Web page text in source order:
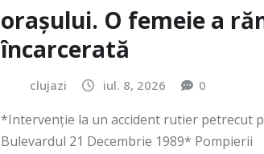
clujazi iul. 8, 2026 0
*Intervenție la un accident rutier petrecut pe
Bulevardul 21 Decembrie 1989* Pompierii
Detașamentului 1 Cluj-Napoca au intervenit,
urmă cu…